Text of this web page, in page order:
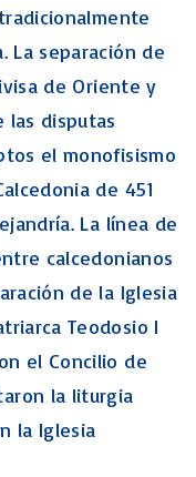
La separación de
de Oriente y
las disputas
el monofisismo
de 451
La línea de
calcedonianos
de la Iglesia
Teodosio I
el Concilio de
la liturgia
la Iglesia